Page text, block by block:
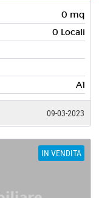
0 mq
0 Locali
A1
09-03-2023
IN VENDITA